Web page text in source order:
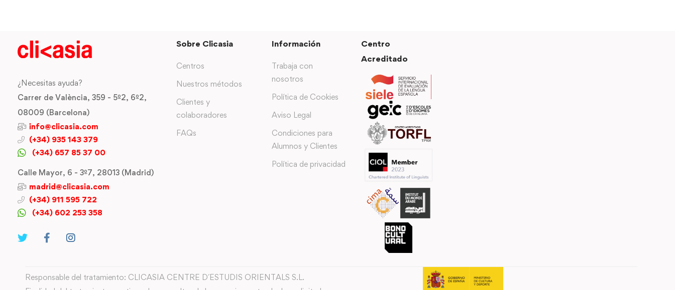
¿Necesitas ayuda?
Carrer de València, 359 - 5º2, 6º2,
08009 (Barcelona)
info@clicasia.com
(+34) 935 143 379
(+34) 657 85 37 00
Calle Mayor, 6 - 3º7, 28013 (Madrid)
madrid@clicasia.com
(+34) 911 595 722
(+34) 602 253 358
Sobre Clicasia
Centros
Nuestros métodos
Clientes y
colaboradores
FAQs
Información
Trabaja con
nosotros
Política de Cookies
Aviso Legal
Condiciones para
Alumnos y Clientes
Política de privacidad
Centro
Acreditado
Responsable del tratamiento: CLICASIA CENTRE D´ESTUDIS ORIENTALS S.L.